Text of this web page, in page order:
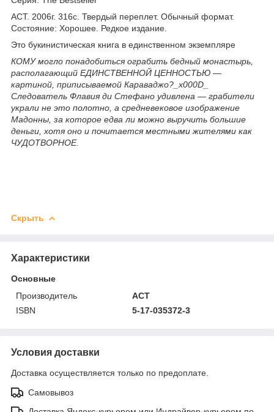
АСТ. 2006г. 316с. Твердый переплет. Обычный формат.
Состояние: Хорошее. Редкое издание.
Это букинистическая книга в единственном экземпляре
КОМУ могло понадобиться ограбить бедный монастырь,
располагающий ЕДИНСТВЕННОЙ ЦЕННОСТЬЮ —
картиной, приписываемой Караваджо?_x000D_
Следователь Флавия ди Стефано удивлена — грабители
украли не это полотно, а средневековое изображение
Мадонны, за которое едва ли можно выручить большие
деньги, хотя оно и почитается местными жителями как
ЧУДОТВОРНОЕ.
Скрыть
Характеристики
Основные
Производитель
АСТ
ISBN
5-17-035372-3
Условия доставки
Доставка осуществляется только по предоплате.
Самовывоз